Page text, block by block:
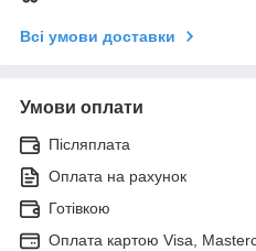
Всі умови доставки
Умови оплати
Післяплата
Оплата на рахунок
Готівкою
Оплата картою Visa,